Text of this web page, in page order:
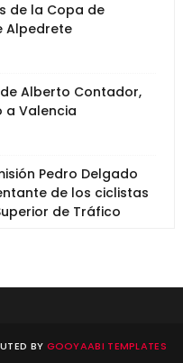
de la Copa de
Alpedrete
Alberto Contador,
a Valencia
Pedro Delgado
de los ciclistas
de Tráfico
BY GOOYAABI TEMPLATES